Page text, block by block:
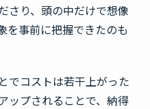
さり、頭の中だけで想像
を事前に把握できたのも
でコストは若干上がった
ップされることで、納得